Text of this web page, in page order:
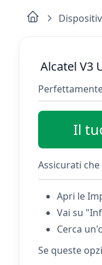
Alcatel V3
Il
Assicurati
Apri le
Vai su
Cerca
Se queste